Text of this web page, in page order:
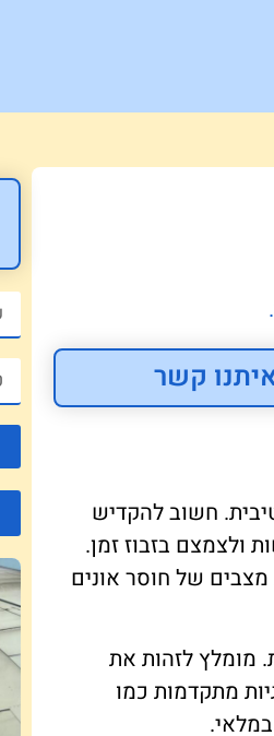
קשר
חשוב להקדיש
ולצמצם בזבוז זמן.
מצבים של חוסר אונים
מומלץ לזהות את
מתקדמות כמו